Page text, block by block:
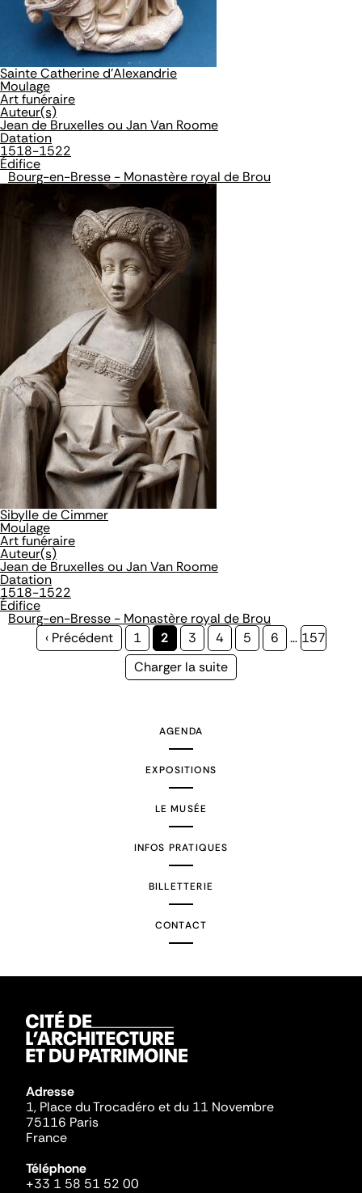
Sainte Catherine d'Alexandrie
Moulage
Art funéraire
Auteur(s)
Jean de Bruxelles ou Jan Van Roome
Datation
1518-1522
Édifice
Bourg-en-Bresse - Monastère royal de Brou
Sibylle de Cimmer
Moulage
Art funéraire
Auteur(s)
Jean de Bruxelles ou Jan Van Roome
Datation
1518-1522
Édifice
Bourg-en-Bresse - Monastère royal de Brou
Page
‹ Précédent Page
1
Page
courante
2 Page
3 Page
4 Page
5 Page
6 … Page
157
Page
Charger la suite
AGENDA
EXPOSITIONS
LE MUSÉE
INFOS PRATIQUES
BILLETTERIE
CONTACT
Adresse
1, Place du Trocadéro et du 11 Novembre
75116 Paris
France
Téléphone
+33 1 58 51 52 00